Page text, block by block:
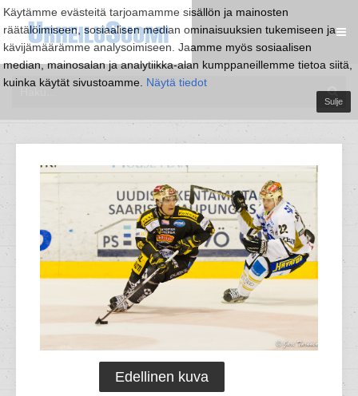
Käytämme evästeitä tarjoamamme sisällön ja mainosten
räätälöimiseen, sosiaalisen median ominaisuuksien tukemiseen ja
kävijämäärämme analysoimiseen. Jaamme myös sosiaalisen
median, mainosalan ja analytiikka-alan kumppaneillemme tietoa siitä,
kuinka käytät sivustoamme. Näytä tiedot
Sulje
Edellinen kuva